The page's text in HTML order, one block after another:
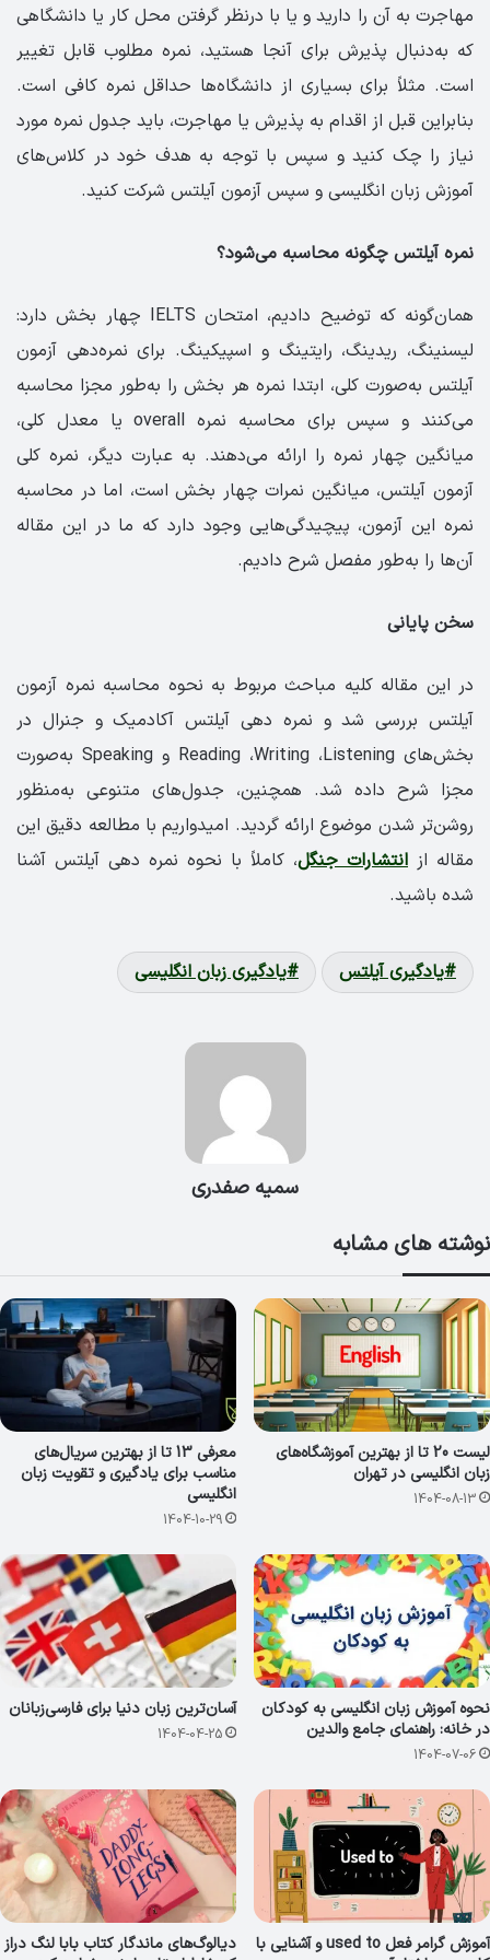
مهاجرت به آن را دارید و یا با درنظر گرفتن محل کار یا دانشگاهی
که به‌دنبال پذیرش برای آنجا هستید، نمره مطلوب قابل تغییر
است. مثلاً برای بسیاری از دانشگاه‌ها حداقل نمره کافی است.
بنابراین قبل از اقدام به پذیرش یا مهاجرت، باید جدول نمره مورد
نیاز را چک کنید و سپس با توجه به هدف خود در کلاس‌های
آموزش زبان انگلیسی و سپس آزمون آیلتس شرکت کنید.
نمره آیلتس چگونه محاسبه می‌شود؟
همان‌گونه که توضیح دادیم، امتحان IELTS چهار بخش دارد:
لیسنینگ، ریدینگ، رایتینگ و اسپیکینگ. برای نمره‌دهی آزمون
آیلتس به‌صورت کلی، ابتدا نمره هر بخش را به‌طور مجزا محاسبه
می‌کنند و سپس برای محاسبه نمره overall یا معدل کلی،
میانگین چهار نمره را ارائه می‌دهند. به عبارت دیگر، نمره کلی
آزمون آیلتس، میانگین نمرات چهار بخش است، اما در محاسبه
نمره این آزمون، پیچیدگی‌هایی وجود دارد که ما در این مقاله
آن‌ها را به‌طور مفصل شرح دادیم.
سخن پایانی
در این مقاله کلیه مباحث مربوط به نحوه محاسبه نمره آزمون
آیلتس بررسی شد و نمره دهی آیلتس آکادمیک و جنرال در
بخش‌های Reading ،Writing ،Listening و Speaking به‌صورت
مجزا شرح داده شد. همچنین، جدول‌های متنوعی به‌منظور
روشن‌تر شدن موضوع ارائه گردید. امیدواریم با مطالعه دقیق این
مقاله از انتشارات جنگل، کاملاً با نحوه نمره دهی آیلتس آشنا
شده باشید.
یادگیری آیلتس یادگیری زبان انگلیسی
سمیه صفدری
نوشته های مشابه
لیست 20 تا از بهترین آموزشگاه‌های
زبان انگلیسی در تهران
1404-08-13
معرفی 13 تا از بهترین سریال‌های
مناسب برای یادگیری و تقویت زبان
انگلیسی
1404-10-29
نحوه آموزش زبان انگلیسی به کودکان
در خانه: راهنمای جامع والدین
1404-07-06
آسان‌ترین زبان دنیا برای فارسی‌زبانان
1404-04-25
آموزش گرامر فعل used to و آشنایی با
دیالوگ‌های ماندگار کتاب بابا لنگ دراز